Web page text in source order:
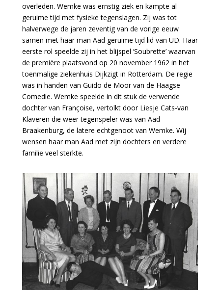
overleden. Wemke was ernstig ziek en kampte al
geruime tijd met fysieke tegenslagen. Zij was tot
halverwege de jaren zeventig van de vorige eeuw
samen met haar man Aad geruime tijd lid van UD. Haar
eerste rol speelde zij in het blijspel ‘Soubrette’ waarvan
de première plaatsvond op 20 november 1962 in het
toenmalige ziekenhuis Dijkzigt in Rotterdam. De regie
was in handen van Guido de Moor van de Haagse
Comedie. Wemke speelde in dit stuk de verwende
dochter van Françoise, vertolkt door Liesje Cats-van
Klaveren die weer tegenspeler was van Aad
Braakenburg, de latere echtgenoot van Wemke. Wij
wensen haar man Aad met zijn dochters en verdere
familie veel sterkte.